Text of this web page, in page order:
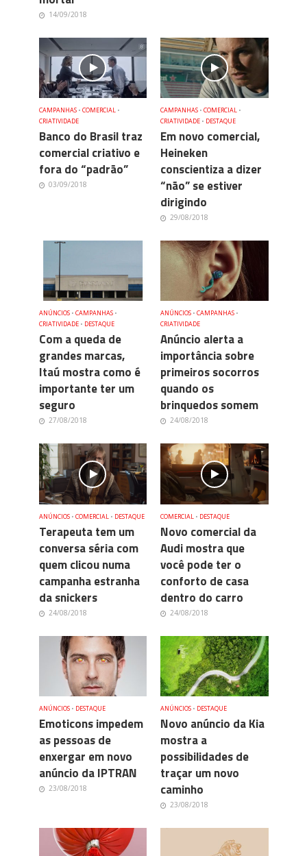
14/09/2018
CAMPANHAS • COMERCIAL •
CRIATIVIDADE
Banco do Brasil traz
comercial criativo e
fora do “padrão”
03/09/2018
CAMPANHAS • COMERCIAL •
CRIATIVIDADE • DESTAQUE
Em novo comercial,
Heineken
conscientiza a dizer
“não” se estiver
dirigindo
29/08/2018
ANÚNCIOS • CAMPANHAS •
CRIATIVIDADE • DESTAQUE
Com a queda de
grandes marcas,
Itaú mostra como é
importante ter um
seguro
27/08/2018
ANÚNCIOS • CAMPANHAS •
CRIATIVIDADE
Anúncio alerta a
importância sobre
primeiros socorros
quando os
brinquedos somem
24/08/2018
ANÚNCIOS • COMERCIAL • DESTAQUE
Terapeuta tem um
conversa séria com
quem clicou numa
campanha estranha
da snickers
24/08/2018
COMERCIAL • DESTAQUE
Novo comercial da
Audi mostra que
você pode ter o
conforto de casa
dentro do carro
24/08/2018
ANÚNCIOS • DESTAQUE
Emoticons impedem
as pessoas de
enxergar em novo
anúncio da IPTRAN
23/08/2018
ANÚNCIOS • DESTAQUE
Novo anúncio da Kia
mostra a
possibilidades de
traçar um novo
caminho
23/08/2018